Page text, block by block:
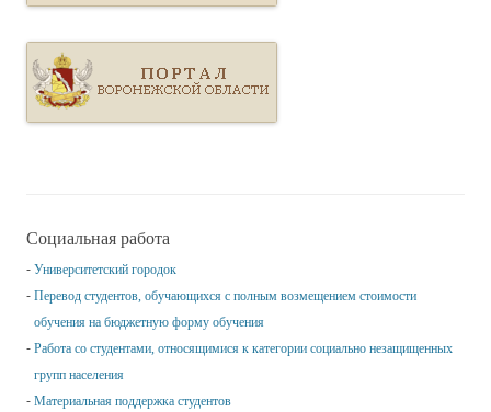
Социальная работа
Университетский городок
Перевод студентов, обучающихся с полным возмещением стоимости
обучения на бюджетную форму обучения
Работа со студентами, относящимися к категории социально незащищенных
групп населения
Материальная поддержка студентов